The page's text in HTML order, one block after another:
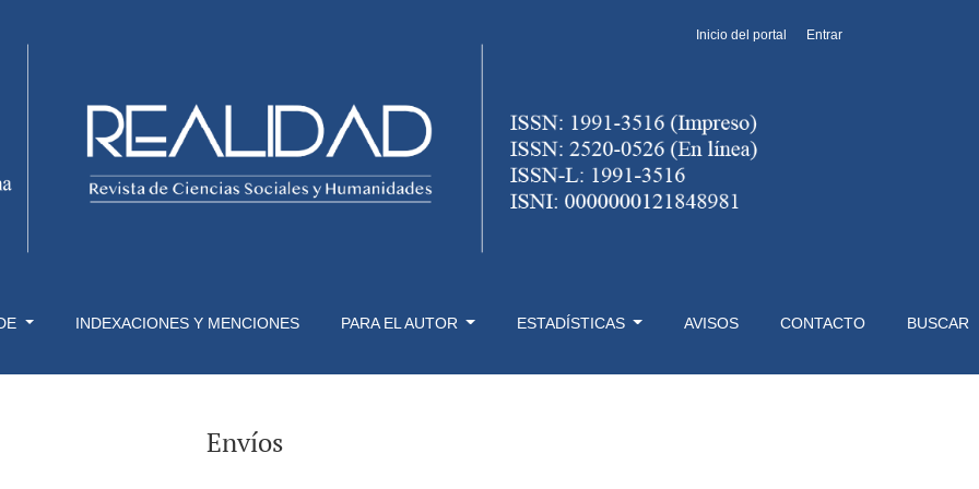
INDEXACIONES Y MENCIONES PARA EL AUTOR ESTADÍSTICAS AVISOS CONTACTO BUSCAR
Inicio del portal Entrar
Envíos